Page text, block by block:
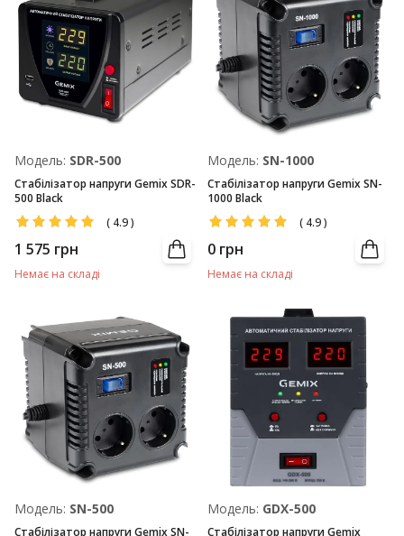
Модель: SDR-500
Стабілізатор напруги Gemix SDR-
500 Black
( 4.9)
1 575 грн
Немає на складі
Модель: SN-1000
Стабілізатор напруги Gemix SN-
1000 Black
( 4.9)
0 грн
Немає на складі
Модель: SN-500
Стабілізатор напруги Gemix SN-
Модель: GDX-500
Стабілізатор напруги Gemix